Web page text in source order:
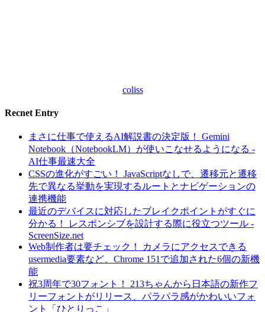
coliss
Recnet Entry
まさに仕事で使えるAI解説書の決定版！ Gemini
Notebook（NotebookLM）が使いこなせるようになる -
AI仕事最速大全
CSSの進化がすごい！ JavaScriptなしで、遷移元と遷移
先で異なる挙動を実現するルートとナビゲーションの
連携機能
最近のデバイスに対応したブレイクポイントがすぐに
分かる！ レスポンシブを設計する際に役立つツール -
ScreenSize.net
Web制作者は要チェック！ カメラにアクセスできる
usermedia要素など、Chrome 151で追加された6個の新機
能
祝3周年で30フォント！ 213ちゃんから日本語の新作フ
リーフォントがリリース、パラパラ感がかわいいフォ
ント「ひとりっこ」